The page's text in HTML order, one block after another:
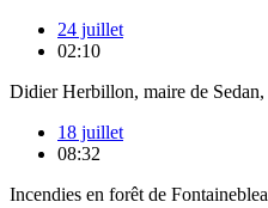
24 juillet
02:10
Didier Herbillon, maire de Sedan,
18 juillet
08:32
Incendies en forêt de